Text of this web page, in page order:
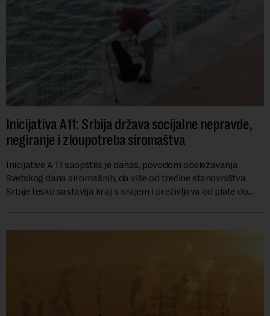
Inicijativa A11: Srbija država socijalne nepravde,
negiranje i zloupotreba siromaštva
Inicijative A 11 saopštila je danas, povodom obeležavanja
Svetskog dana siromašnih, da više od trećine stanovništva
Srbije teško sastavlja kraj s krajem i preživljava od plate do